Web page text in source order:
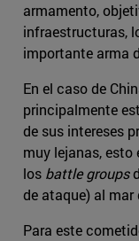
armamento,
infraestructuras,
importante arma
En el caso de
principalmente
de sus intereses
muy lejanas, esto
los battle groups
de ataque) al mar
Para este